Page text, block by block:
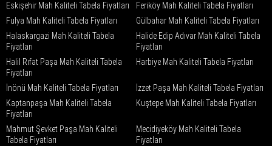
Eskişehir Mah Kaliteli Tabela Fiyatları
Feriköy Mah Kaliteli Tabela Fiyatları
Fulya Mah Kaliteli Tabela Fiyatları
Gülbahar Mah Kaliteli Tabela Fiyatları
Halaskargazi Mah Kaliteli Tabela
Fiyatları
Halide Edip Adıvar Mah Kaliteli Tabela
Fiyatları
Halil Rıfat Paşa Mah Kaliteli Tabela
Fiyatları
Harbiye Mah Kaliteli Tabela Fiyatları
İnönü Mah Kaliteli Tabela Fiyatları
İzzet Paşa Mah Kaliteli Tabela Fiyatları
Kaptanpaşa Mah Kaliteli Tabela
Fiyatları
Kuştepe Mah Kaliteli Tabela Fiyatları
Mahmut Şevket Paşa Mah Kaliteli
Tabela Fiyatları
Mecidiyeköy Mah Kaliteli Tabela
Fiyatları